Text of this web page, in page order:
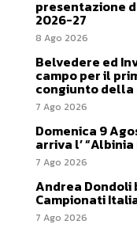
presentazione
2026-27
8 Ago 2026
Belvedere ed
campo per il
congiunto della
7 Ago 2026
Domenica 9
arriva l’
7 Ago 2026
Andrea Dondoli
Campionati
7 Ago 2026